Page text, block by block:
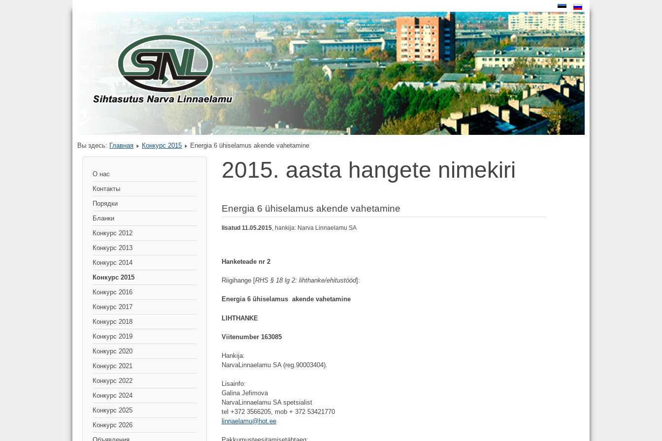
Вы здесь: Главная Конкурс 2015 Energia 6 ühiselamus akende vahetamine
О нас
Контакты
Порядки
Бланки
Конкурс 2012
Конкурс 2013
Конкурс 2014
Конкурс 2015
Конкурс 2016
Конкурс 2017
Конкурс 2018
Конкурс 2019
Конкурс 2020
Конкурс 2021
Конкурс 2022
Конкурс 2024
Конкурс 2025
Конкурс 2026
2015. aasta hangete nimekiri
Energia 6 ühiselamus akende vahetamine
lisatud 11.05.2015, hankija: Narva Linnaelamu SA
Hanketeade nr 2
Riigihange [RHS § 18 lg 2: lihthanke/ehitustööd]:
Energia 6 ühiselamus akende vahetamine
LIHTHANKE
Viitenumber 163085
Hankija:
NarvaLinnaelamu SA (reg.90003404).
Lisainfo:
Galina Jefimova
NarvaLinnaelamu SA spetsialist
tel +372 3566205, mob + 372 53421770
linnaelamu@hot.ee